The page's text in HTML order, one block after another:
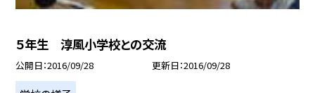
５年生 淳風小学校との交流
公開日 2016/09/28 更新日 2016/09/28